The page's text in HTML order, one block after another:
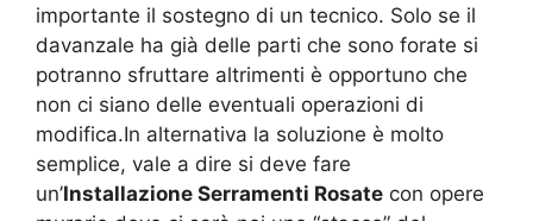
importante il sostegno di un tecnico. Solo se il
davanzale ha già delle parti che sono forate si
potranno sfruttare altrimenti è opportuno che
non ci siano delle eventuali operazioni di
modifica.In alternativa la soluzione è molto
semplice, vale a dire si deve fare
un’Installazione Serramenti Rosate con opere